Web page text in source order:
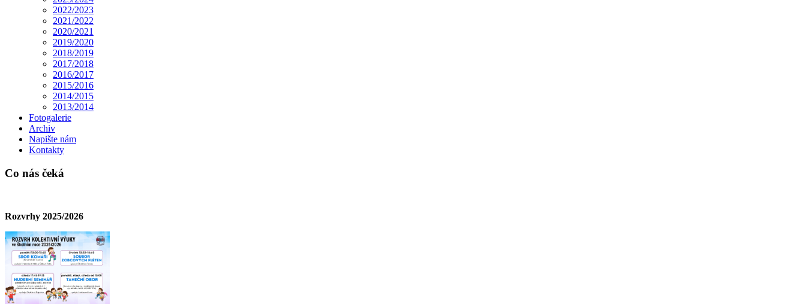
2022/2023
2021/2022
2020/2021
2019/2020
2018/2019
2017/2018
2016/2017
2015/2016
2014/2015
2013/2014
Fotogalerie
Archiv
Napište nám
Kontakty
Co nás čeká
Rozvrhy 2025/2026